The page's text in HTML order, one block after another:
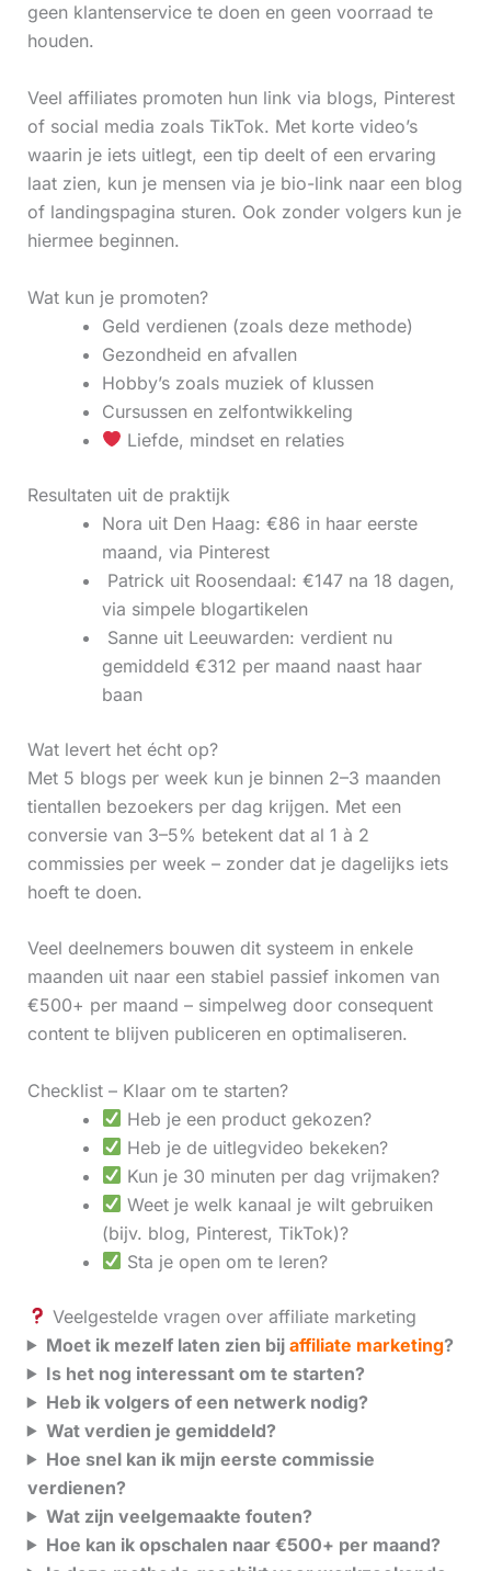
geen klantenservice te doen en geen voorraad te
houden.
Veel affiliates promoten hun link via blogs, Pinterest
of social media zoals TikTok. Met korte video’s
waarin je iets uitlegt, een tip deelt of een ervaring
laat zien, kun je mensen via je bio-link naar een blog
of landingspagina sturen. Ook zonder volgers kun je
hiermee beginnen.
Wat kun je promoten?
Geld verdienen (zoals deze methode)
Gezondheid en afvallen
Hobby’s zoals muziek of klussen
Cursussen en zelfontwikkeling
Liefde, mindset en relaties
Resultaten uit de praktijk
Nora uit Den Haag: €86 in haar eerste
maand, via Pinterest
‍ Patrick uit Roosendaal: €147 na 18 dagen,
via simpele blogartikelen
‍ Sanne uit Leeuwarden: verdient nu
gemiddeld €312 per maand naast haar
baan
Wat levert het écht op?
Met 5 blogs per week kun je binnen 2–3 maanden
tientallen bezoekers per dag krijgen. Met een
conversie van 3–5% betekent dat al 1 à 2
commissies per week – zonder dat je dagelijks iets
hoeft te doen.
Veel deelnemers bouwen dit systeem in enkele
maanden uit naar een stabiel passief inkomen van
€500+ per maand – simpelweg door consequent
content te blijven publiceren en optimaliseren.
Checklist – Klaar om te starten?
Heb je een product gekozen?
Heb je de uitlegvideo bekeken?
Kun je 30 minuten per dag vrijmaken?
Weet je welk kanaal je wilt gebruiken
(bijv. blog, Pinterest, TikTok)?
Sta je open om te leren?
Veelgestelde vragen over affiliate marketing
Moet ik mezelf laten zien bij affiliate marketing?
Is het nog interessant om te starten?
Heb ik volgers of een netwerk nodig?
Wat verdien je gemiddeld?
Hoe snel kan ik mijn eerste commissie
verdienen?
Wat zijn veelgemaakte fouten?
Hoe kan ik opschalen naar €500+ per maand?